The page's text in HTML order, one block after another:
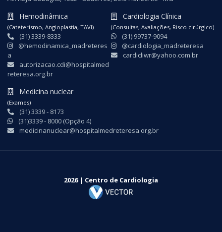
Hemodinâmica
(Cateterismo, Angioplastia, TAVI)
(31) 3339-8333
@hemodinamica_madreteres
a
autorizacao.cdi@hospitalmed
reteresa.org.br
Cardiologia Clínica
(Consultas, Avaliações, Risco cirúrgico)
(31) 99737-9094
@cardiologia_madreteresa
cardicliwr@yahoo.com.br
Medicina nuclear
(Exames)
(31) 3339 - 8173
(31)3339 - 8000 (Opção 4)
medicinanuclear@hospitalmedreteresa.org.br
2026 | Centro de Cardiologia